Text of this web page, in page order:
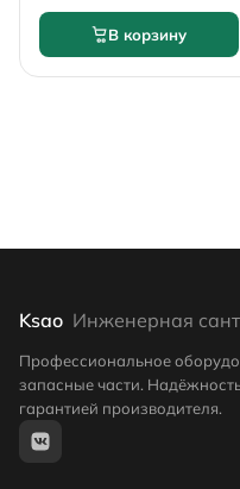
В корзину
Ksao Инженерная
Профессиональное
запасные части.
гарантией производителя.